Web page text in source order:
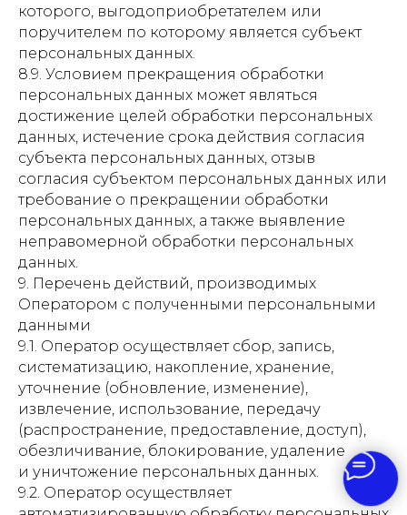
которого, выгодоприобретателем или
поручителем по которому является субъект
персональных данных.
8.9. Условием прекращения обработки
персональных данных может являться
достижение целей обработки персональных
данных, истечение срока действия согласия
субъекта персональных данных, отзыв
согласия субъектом персональных данных или
требование о прекращении обработки
персональных данных, а также выявление
неправомерной обработки персональных
данных.
9. Перечень действий, производимых
Оператором с полученными персональными
данными
9.1. Оператор осуществляет сбор, запись,
систематизацию, накопление, хранение,
уточнение (обновление, изменение),
извлечение, использование, передачу
(распространение, предоставление, доступ),
обезличивание, блокирование, удаление
и уничтожение персональных данных.
9.2. Оператор осуществляет